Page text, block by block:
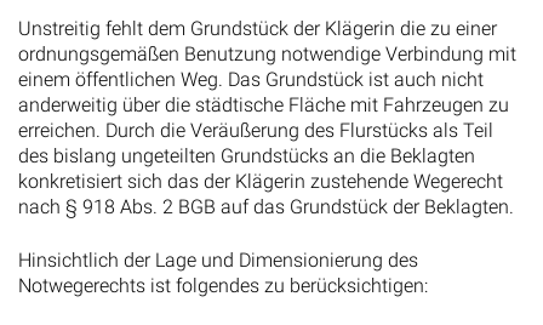
Unstreitig fehlt dem Grundstück der Klägerin die zu einer
ordnungsgemäßen Benutzung notwendige Verbindung mit
einem öffentlichen Weg. Das Grundstück ist auch nicht
anderweitig über die städtische Fläche mit Fahrzeugen zu
erreichen. Durch die Veräußerung des Flurstücks als Teil
des bislang ungeteilten Grundstücks an die Beklagten
konkretisiert sich das der Klägerin zustehende Wegerecht
nach § 918 Abs. 2 BGB auf das Grundstück der Beklagten.
Hinsichtlich der Lage und Dimensionierung des
Notwegerechts ist folgendes zu berücksichtigen: